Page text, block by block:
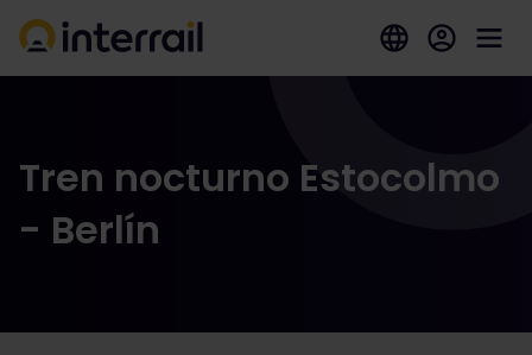
Tren nocturno Estocolmo
- Berlín